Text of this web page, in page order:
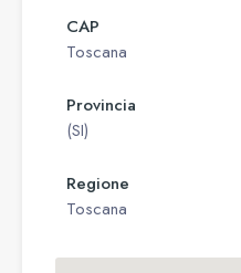
CAP
Toscana
Provincia
(SI)
Regione
Toscana